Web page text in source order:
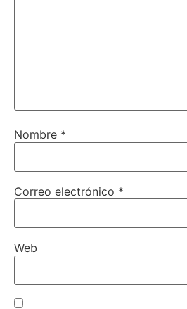
Nombre *
Correo electrónico *
Web